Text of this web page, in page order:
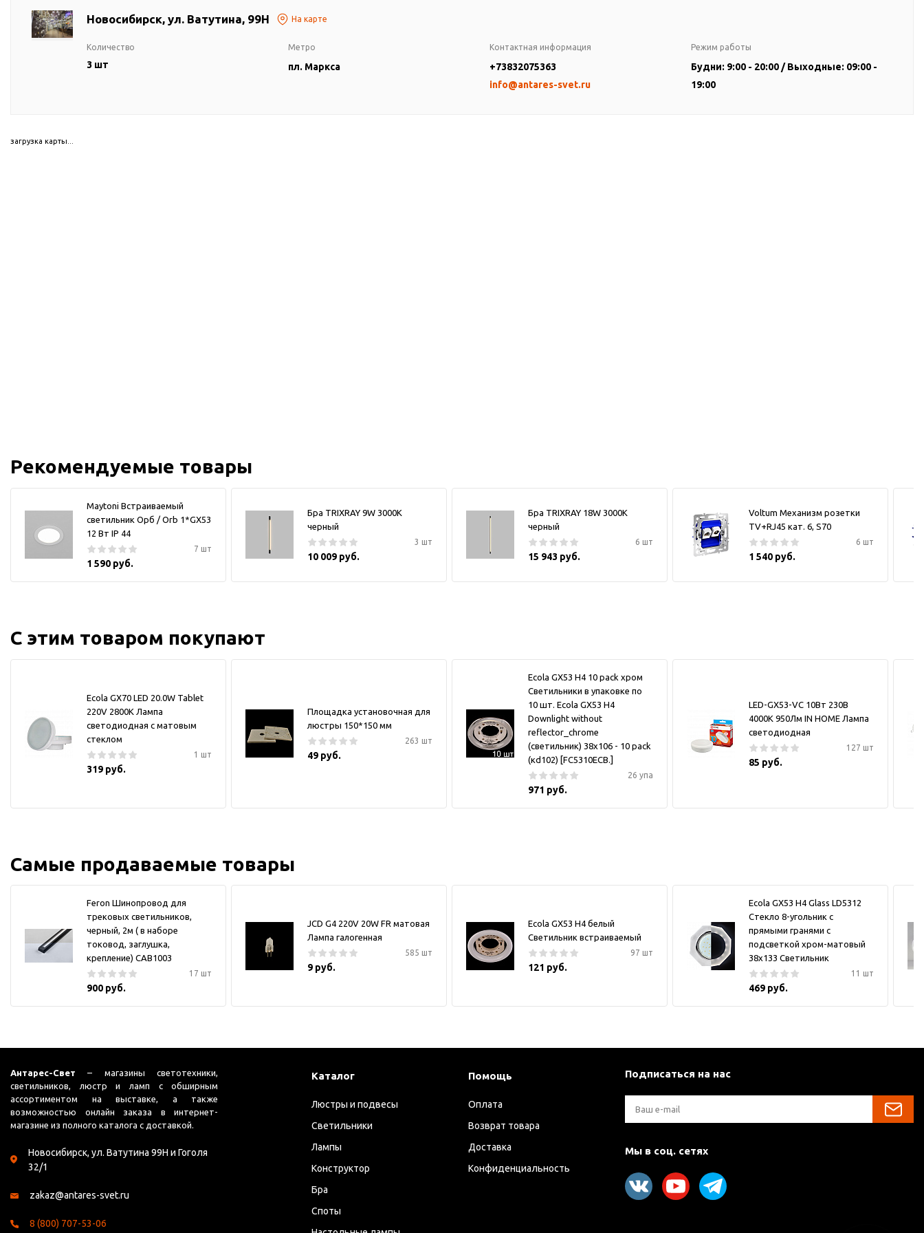
Новосибирск, ул. Ватутина, 99Н На карте
Количество
3 шт
Метро
пл. Маркса
Контактная информация
+73832075363
info@antares-svet.ru
Режим работы
Будни: 9:00 - 20:00 / Выходные: 09:00 -
19:00
загрузка карты...
Рекомендуемые товары
Maytoni Встраиваемый
светильник Орб / Orb 1*GX53
12 Вт IP 44
7 шт
1 590 руб.
Бра TRIXRAY 9W 3000К
черный
3 шт
10 009 руб.
Бра TRIXRAY 18W 3000К
черный
6 шт
15 943 руб.
Voltum Механизм розетки
TV+RJ45 кат. 6, S70
6 шт
1 540 руб.
С этим товаром покупают
Ecola GX70 LED 20.0W Tablet
220V 2800K Лампа
светодиодная с матовым
стеклом
1 шт
319 руб.
Площадка установочная для
люстры 150*150 мм
263 шт
49 руб.
Ecola GX53 H4 10 pack хром
Светильники в упаковке по
10 шт. Ecola GX53 H4
Downlight without
reflector_chrome
(светильник) 38x106 - 10 pack
(кd102) [FC5310ECB.]
26 упа
971 руб.
LED-GX53-VC 10Вт 230В
4000К 950Лм IN HOME Лампа
светодиодная
127 шт
85 руб.
Самые продаваемые товары
Feron Шинопровод для
трековых светильников,
черный, 2м ( в наборе
токовод, заглушка,
крепление) CAB1003
17 шт
900 руб.
JCD G4 220V 20W FR матовая
Лампа галогенная
585 шт
9 руб.
Ecola GX53 H4 белый
Светильник встраиваемый
97 шт
121 руб.
Ecola GX53 H4 Glass LD5312
Стекло 8-угольник с
прямыми гранями с
подсветкой хром-матовый
38x133 Светильник
11 шт
469 руб.
Антарес-Свет – магазины светотехники,
светильников, люстр и ламп с обширным
ассортиментом на выставке, а также
возможностью онлайн заказа в интернет-
магазине из полного каталога с доставкой.
Новосибирск, ул. Ватутина 99Н и Гоголя
32/1
zakaz@antares-svet.ru
8 (800) 707-53-06
Каталог
Люстры и подвесы
Светильники
Лампы
Конструктор
Бра
Споты
Помощь
Оплата
Возврат товара
Доставка
Конфиденциальность
Подписаться на нас
Мы в соц. сетях